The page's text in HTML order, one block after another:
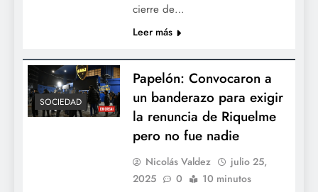
cierre de…
Leer más
SOCIEDAD
Papelón: Convocaron a
un banderazo para exigir
la renuncia de Riquelme
pero no fue nadie
Nicolás Valdez
julio 25,
2025
0 10 minutos